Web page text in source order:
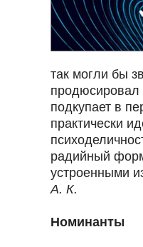
так могли бы
продюсировал
подкупает в
практически
радийный
устроенными
А. К.
Номинанты